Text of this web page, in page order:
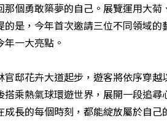
個勇敢築夢的自己。展覽運用大
是，今年首次邀請三位不同領域
一大亮點。
邸花卉大道起步，遊客將依序穿
乘熱氣球環遊世界，展開一段追
長的每個時刻，都能綻放屬於自己